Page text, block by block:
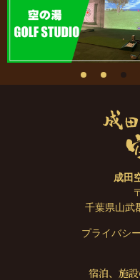
成田
千葉県山武
プライバシ
宿泊、施